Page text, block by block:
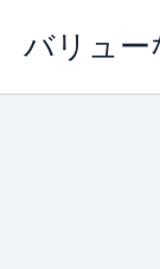
バリュー